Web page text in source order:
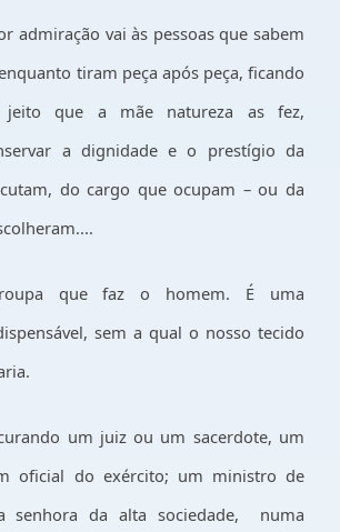
admiração vai às pessoas que sabem
tiram peça após peça, ficando
jeito que a mãe natureza as fez,
a dignidade e o prestígio da
do cargo que ocupam – ou da
que faz o homem. É uma
sem a qual o nosso tecido
um juiz ou um sacerdote, um
oficial do exército; um ministro de
senhora da alta sociedade,
numa